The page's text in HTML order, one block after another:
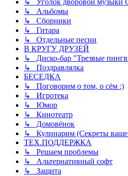
↳ Уголок дворовой музыки
↳ Альбомы
↳ Сборники
↳ Гитара
↳ Отдельные песни
В КРУГУ ДРУЗЕЙ
↳ Диско-бар "Трезвые
↳ Поздравлялка
БЕСЕДКА
↳ Поговорим о том, о сём :)
↳ Игротека
↳ Юмор
↳ Кинотеатр
↳ Домовёнок
↳ Кулинарим (Секреты
ТЕХ.ПОДДЕРЖКА
↳ Решаем проблемы
↳ Альтернативный софт
↳ Защита